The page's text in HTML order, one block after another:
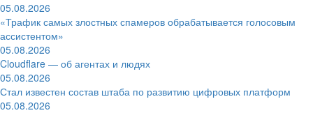
05.08.2026
«Трафик самых злостных спамеров обрабатывается голосовым
ассистентом»
05.08.2026
Cloudflare — об агентах и людях
05.08.2026
Стал известен состав штаба по развитию цифровых платформ
05.08.2026